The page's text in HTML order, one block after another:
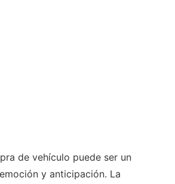
de vehículo puede ser un
y anticipación. La